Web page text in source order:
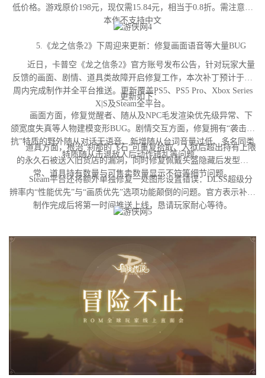
低价格。游戏原价198元，现仅需15.84元，相当于0.8折。需注意，
本作不支持中文
5.《龙之信条2》下周迎来更新：修复画面语音等大量BUG
近日，卡普空《龙之信条2》官方账号发布公告，针对玩家大量
反馈的画面、剧情、道具类故障开启修复工作，本次补丁预计于下
周内完成制作并全平台推送。更新覆盖PS5、PS5 Pro、Xbox Series
X|S及Steam全平台。
更新如下：
画面方面，修复觉醒者、随从及NPC毛发渲染优先级异常、下
颌宽度失真等人物建模变形BUG。剧情交互方面，修复拥有“袭击对
抗”特质的野外随从对话无语音、新增随从台词音量过低、多名同类
特质随从击退敌人后动作错乱等问题。
道具方面，根治“刹那的飞石”可重复拾取、入狱后超出持有上限
的永久石被送入旧货店的漏洞，同时修复佩戴头盔隐藏后发型异
常、道具持有数量与可售卖数量显示不符等细节问题。
Steam平台还将额外单独修复一处图形设置错误：DLSS超级分
辨率内“性能优先”与“画质优先”选项功能颠倒的问题。官方表示补丁
制作完成后将第一时间推送上线，恳请玩家耐心等待。